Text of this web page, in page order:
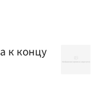
к концу